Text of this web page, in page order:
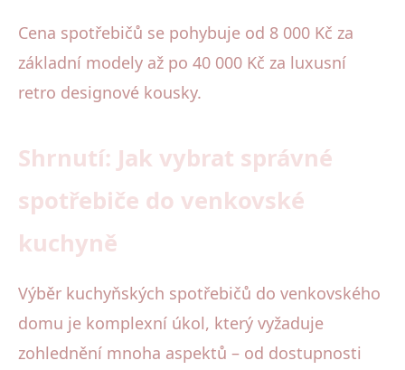
Cena spotřebičů se pohybuje od 8 000 Kč za
základní modely až po 40 000 Kč za luxusní
retro designové kousky.
Shrnutí: Jak vybrat správné
spotřebiče do venkovské
kuchyně
Výběr kuchyňských spotřebičů do venkovského
domu je komplexní úkol, který vyžaduje
zohlednění mnoha aspektů – od dostupnosti